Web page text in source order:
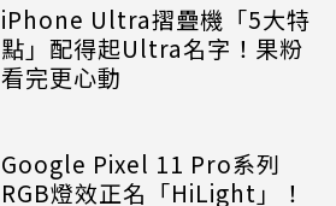
iPhone Ultra摺疊機「5大特
點」配得起Ultra名字！果粉
看完更心動
Google Pixel 11 Pro系列
RGB燈效正名「HiLight」！